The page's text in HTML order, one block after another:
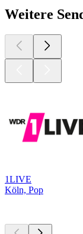
Weitere
1LIVE
Köln, Pop